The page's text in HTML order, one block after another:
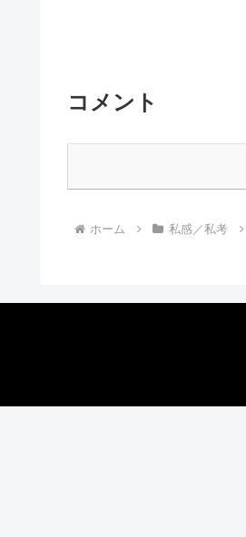
コメント
ホーム 私感／私考